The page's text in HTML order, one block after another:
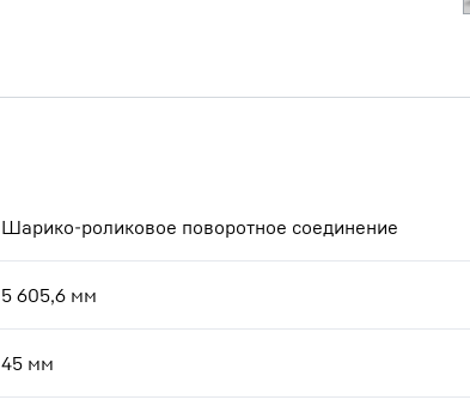
Шарико-роликовое поворотное соединение
5 605,6 мм
45 мм